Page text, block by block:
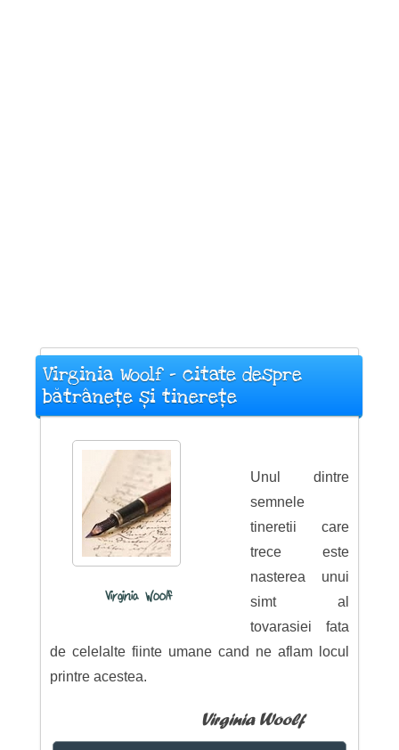
Virginia Woolf - citate despre
bătrânețe și tinerețe
Virginia Woolf
Unul dintre
semnele
tineretii care
trece este
nasterea unui
simt al
tovarasiei fata
de celelalte fiinte umane cand ne aflam locul
printre acestea.
Virginia Woolf